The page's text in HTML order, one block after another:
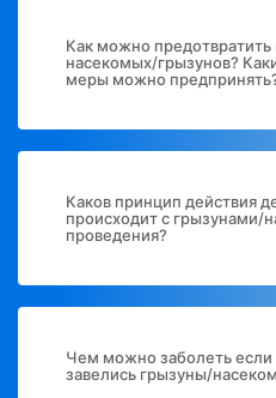
Как можно предотвратить
насекомых/грызунов?
меры можно
Каков принцип действия
происходит с грызунами/
проведения?
Чем можно заболеть
завелись грызуны/